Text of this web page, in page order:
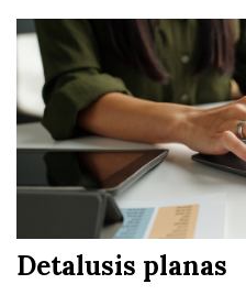
Detalusis planas